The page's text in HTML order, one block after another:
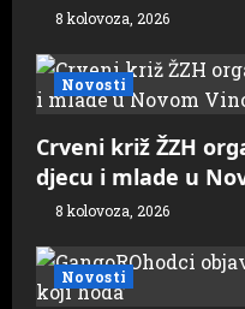
8 kolovoza, 2026
Novosti
Crveni križ ŽZH
djecu i mlade u
8 kolovoza, 2026
Novosti